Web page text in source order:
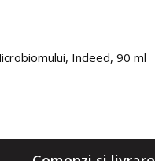
Indeed, 90 ml